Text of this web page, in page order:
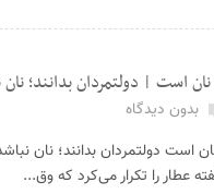
است | دولتمردان بدانند؛
بدون دیدگاه
است دولتمردان بدانند؛ نان
عطار را تکرار می‌کرد که وق...